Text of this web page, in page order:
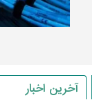
آخرین اخبار